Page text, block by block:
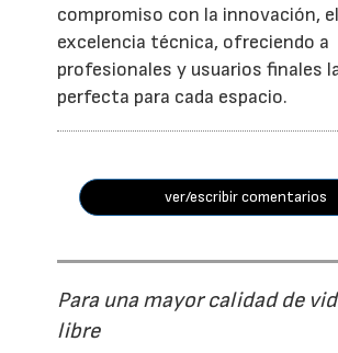
compromiso con la innovación,
excelencia técnica, ofreciendo a
profesionales y usuarios finales
perfecta para cada espacio.
ver/escribir comentarios
Para una mayor calidad de
libre